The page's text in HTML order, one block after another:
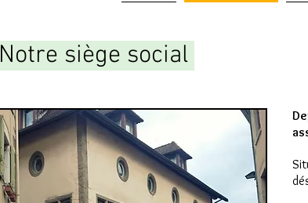
Notre siège social